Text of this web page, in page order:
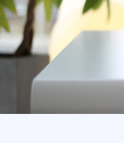
BRANCHEN
REFERENZEN